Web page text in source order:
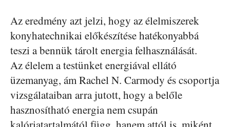
Az eredmény azt jelzi, hogy az élelmiszerek
konyhatechnikai előkészítése hatékonyabbá
teszi a bennük tárolt energia felhasználását.
Az élelem a testünket energiával ellátó
üzemanyag, ám Rachel N. Carmody és csoportja
vizsgálataiban arra jutott, hogy a belőle
hasznosítható energia nem csupán